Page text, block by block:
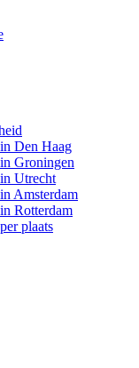
Den Haag
Groningen
Utrecht
Amsterdam
Rotterdam
plaats